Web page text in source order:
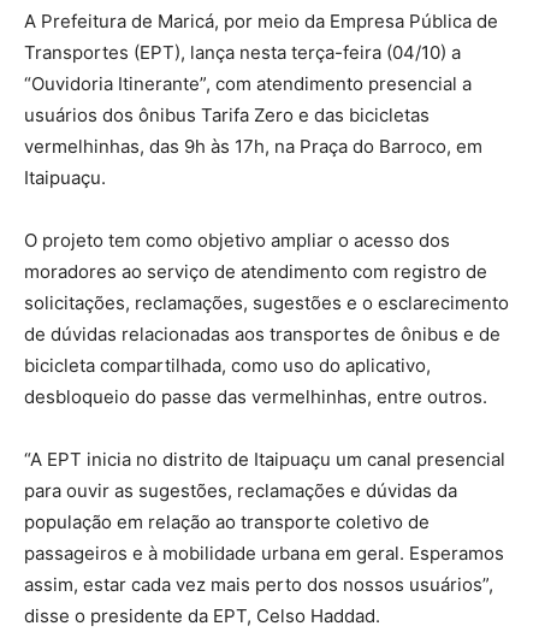
A Prefeitura de Maricá, por meio da Empresa Pública de
Transportes (EPT), lança nesta terça-feira (04/10) a
“Ouvidoria Itinerante”, com atendimento presencial a
usuários dos ônibus Tarifa Zero e das bicicletas
vermelhinhas, das 9h às 17h, na Praça do Barroco, em
Itaipuaçu.
O projeto tem como objetivo ampliar o acesso dos
moradores ao serviço de atendimento com registro de
solicitações, reclamações, sugestões e o esclarecimento
de dúvidas relacionadas aos transportes de ônibus e de
bicicleta compartilhada, como uso do aplicativo,
desbloqueio do passe das vermelhinhas, entre outros.
“A EPT inicia no distrito de Itaipuaçu um canal presencial
para ouvir as sugestões, reclamações e dúvidas da
população em relação ao transporte coletivo de
passageiros e à mobilidade urbana em geral. Esperamos
assim, estar cada vez mais perto dos nossos usuários”,
disse o presidente da EPT, Celso Haddad.